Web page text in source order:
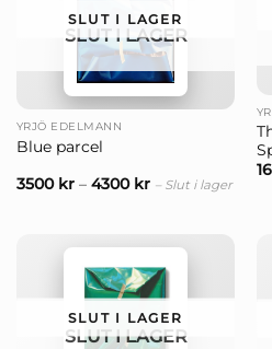
Hos Nordic Art hittar du
av Yrjö Edelmann,
begränsad upplaga, med fri
SLUT I LAGER
SLUT I LAGER
YRJÖ EDELMANN
Blue parcel
3500 kr– 4300 kr – Slut i lager
SLUT I LAGER
SLUT I LAGER